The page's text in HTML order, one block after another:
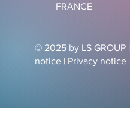
FRANCE
© 2025 by LS GROUP |
notice | Privacy notice